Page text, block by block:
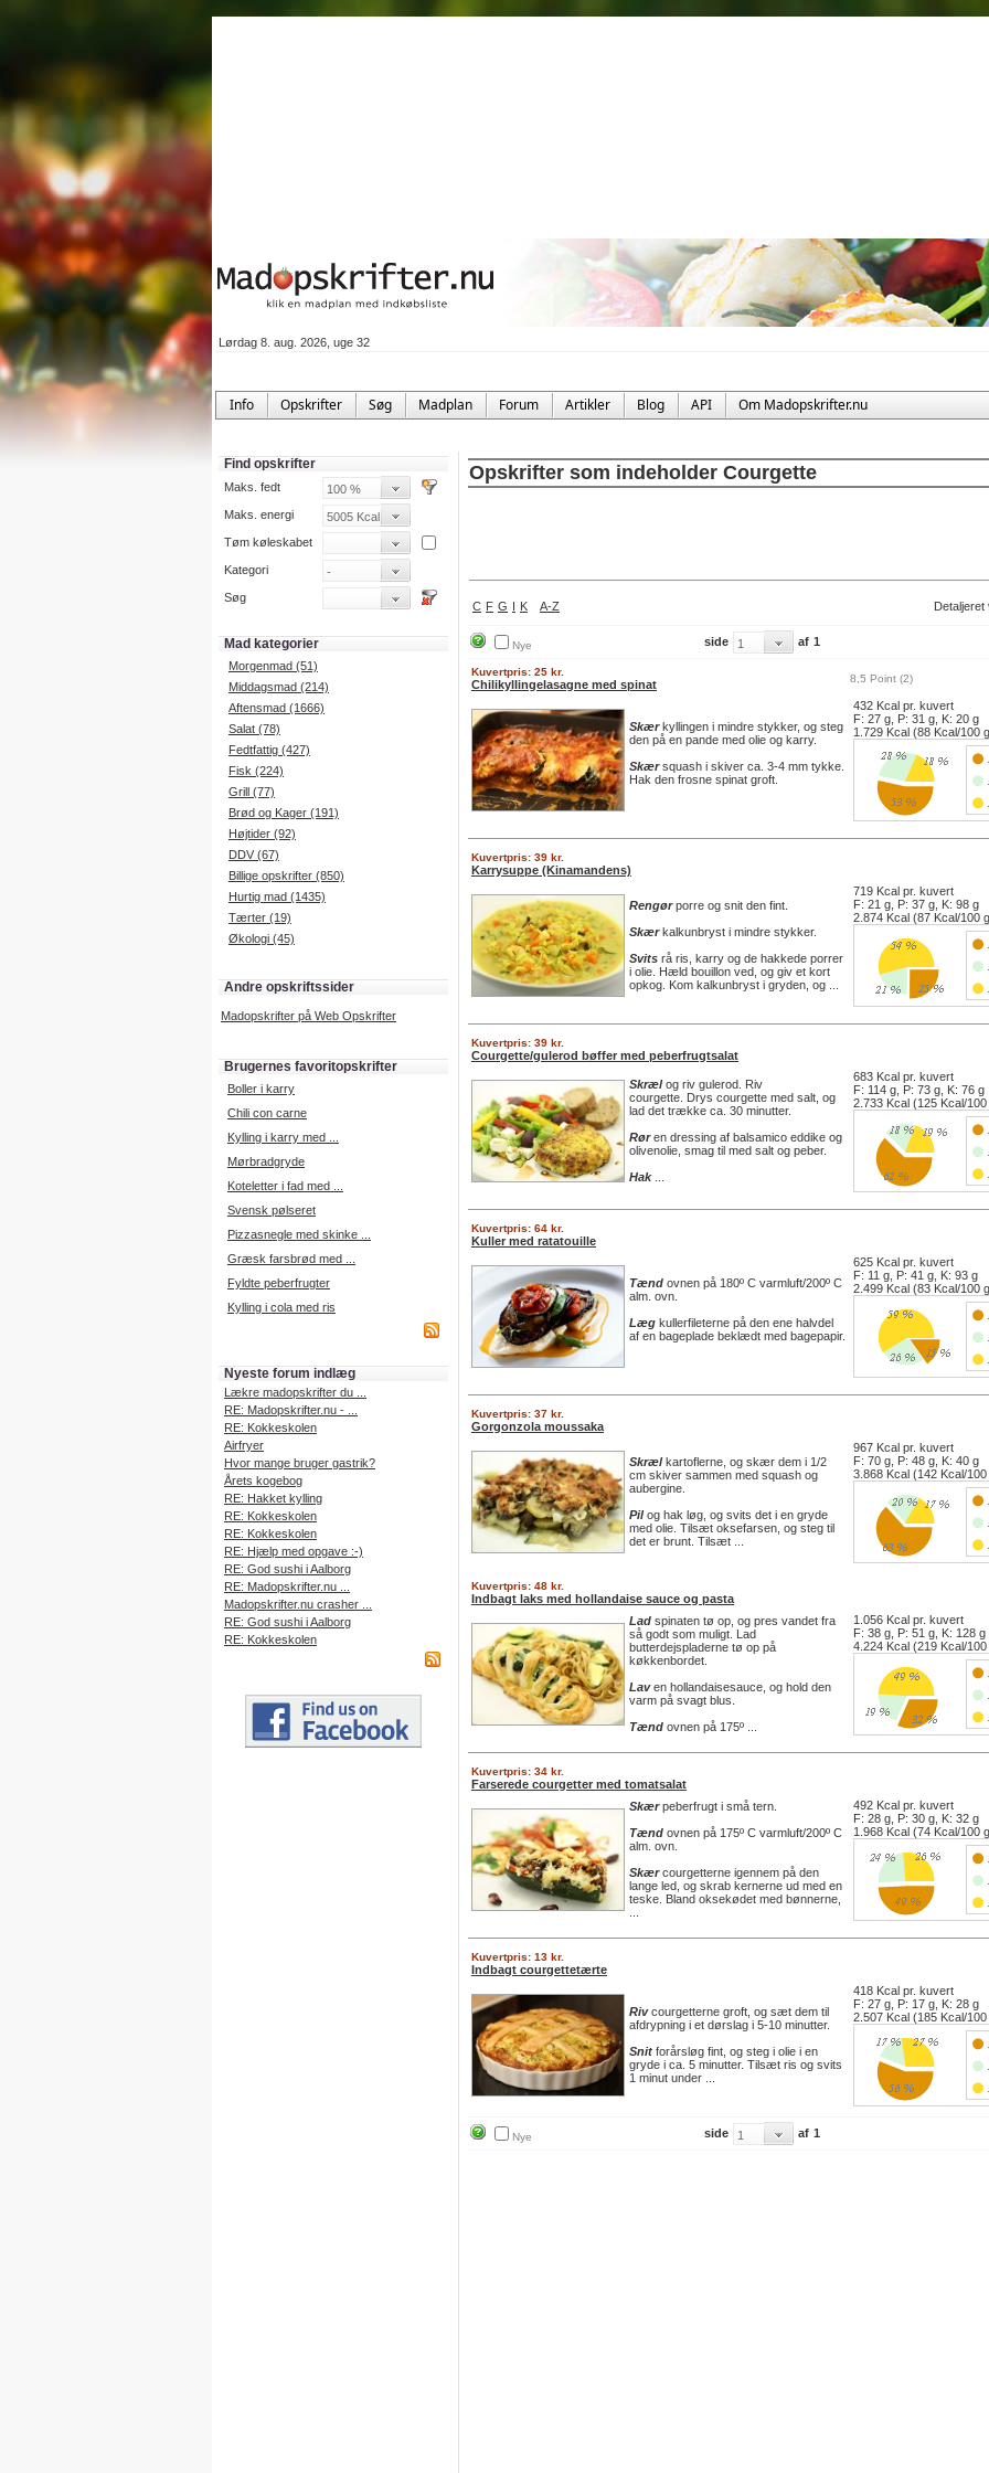
Lørdag 8. aug. 2026, uge 32
Info Opskrifter Søg Madplan Forum Artikler Blog API Om Madopskrifter.nu
Find opskrifter
Maks. fedt
Maks. energi
Tøm køleskabet
Kategori
Søg
Mad kategorier
Morgenmad (51)
Middagsmad (214)
Aftensmad (1666)
Salat (78)
Fedtfattig (427)
Fisk (224)
Grill (77)
Brød og Kager (191)
Højtider (92)
DDV (67)
Billige opskrifter (850)
Hurtig mad (1435)
Tærter (19)
Økologi (45)
Andre opskriftssider
Madopskrifter på Web Opskrifter
Brugernes favoritopskrifter
Boller i karry
Chili con carne
Kylling i karry med ...
Mørbradgryde
Koteletter i fad med ...
Svensk pølseret
Pizzasnegle med skinke ...
Græsk farsbrød med ...
Fyldte peberfrugter
Kylling i cola med ris
Nyeste forum indlæg
Lækre madopskrifter du ...
RE: Madopskrifter.nu - ...
RE: Kokkeskolen
Airfryer
Hvor mange bruger gastrik?
Årets kogebog
RE: Hakket kylling
RE: Kokkeskolen
RE: Kokkeskolen
RE: Hjælp med opgave :-)
RE: God sushi i Aalborg
RE: Madopskrifter.nu ...
Madopskrifter.nu crasher ...
RE: God sushi i Aalborg
RE: Kokkeskolen
Opskrifter som indeholder Courgette
C F G I K A-Z Detaljeret
Nye side af 1
Kuvertpris: 25 kr.
Chilikyllingelasagne med spinat 8,5 Point (2)
Skærkyllingen i mindre stykker, og steg
den på en pande med olie og karry.
Skærsquash i skiver ca. 3-4 mm tykke.
Hak den frosne spinat groft.
432 Kcal pr. kuvert
F: 27 g, P: 31 g, K: 20 g
1.729 Kcal (88 Kcal/100
Kuvertpris: 39 kr.
Karrysuppe (Kinamandens)
Rengørporre og snit den fint.
Skærkalkunbryst i mindre stykker.
Svits rå ris, karry og de hakkede porrer
i olie. Hæld bouillon ved, og giv et kort
opkog. Kom kalkunbryst i gryden, og ...
719 Kcal pr. kuvert
F: 21 g, P: 37 g, K: 98 g
2.874 Kcal (87 Kcal/100
Kuvertpris: 39 kr.
Courgette/gulerod bøffer med peberfrugtsalat
Skrælog riv gulerod. Riv
courgette. Drys courgette med salt, og
lad det trække ca. 30 minutter.
Røren dressing af balsamico eddike og
olivenolie, smag til med salt og peber.
Hak...
683 Kcal pr. kuvert
F: 114 g, P: 73 g, K: 76 g
2.733 Kcal (125 Kcal/100
Kuvertpris: 64 kr.
Kuller med ratatouille
Tænd ovnen på 180º C varmluft/200º C
alm. ovn.
Læg kullerfileterne på den ene halvdel
af en bageplade beklædt med bagepapir.
625 Kcal pr. kuvert
F: 11 g, P: 41 g, K: 93 g
2.499 Kcal (83 Kcal/100
Kuvertpris: 37 kr.
Gorgonzola moussaka
Skrælkartoflerne, og skær dem i 1/2
cm skiver sammen med squash og
aubergine.
Pilog hak løg, og svits det i en gryde
med olie. Tilsæt oksefarsen, og steg til
det er brunt. Tilsæt ...
967 Kcal pr. kuvert
F: 70 g, P: 48 g, K: 40 g
3.868 Kcal (142 Kcal/100
Kuvertpris: 48 kr.
Indbagt laks med hollandaise sauce og pasta
Lad spinaten tø op, og pres vandet fra
så godt som muligt. Lad
butterdejspladerne tø op på
køkkenbordet.
Laven hollandaisesauce, og hold den
varm på svagt blus.
Tænd ovnen på 175º ...
1.056 Kcal pr. kuvert
F: 38 g, P: 51 g, K: 128 g
4.224 Kcal (219 Kcal/100
Kuvertpris: 34 kr.
Farserede courgetter med tomatsalat
Skærpeberfrugt i små tern.
Tænd ovnen på 175º C varmluft/200º C
alm. ovn.
Skærcourgetterne igennem på den
lange led, og skrab kernerne ud med en
teske. Bland oksekødet med bønnerne,
492 Kcal pr. kuvert
F: 28 g, P: 30 g, K: 32 g
1.968 Kcal (74 Kcal/100
Kuvertpris: 13 kr.
Indbagt courgettetærte
Rivcourgetterne groft, og sæt dem til
afdrypning i et dørslag i 5-10 minutter.
Snit forårsløg fint, og steg i olie i en
gryde i ca. 5 minutter. Tilsæt ris og svits
1 minut under ...
418 Kcal pr. kuvert
F: 27 g, P: 17 g, K: 28 g
2.507 Kcal (185 Kcal/100
Nye side af 1